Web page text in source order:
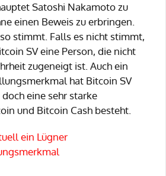
Satoshi Nakamoto zu
einen Beweis zu erbringen.
stimmt. Falls es nicht stimmt,
SV eine Person, die nicht
zugeneigt ist. Auch ein
hat Bitcoin SV
eine sehr starke
und Bitcoin Cash besteht.
ein Lügner